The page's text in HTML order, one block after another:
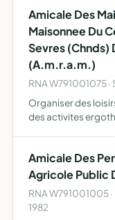
Amicale Des
Maisonnee Du
Sevres (Chnds)
(A.m.r.a.m.)
RNA W791001075
Organiser des
des activites
Amicale Des
Agricole Public
RNA W791001005
1982